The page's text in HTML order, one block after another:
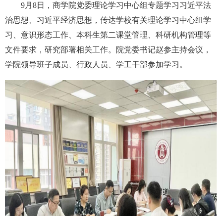
9月 8日，商学院党委理论学习中心组专题学习习近平法
治思想、习近平经济思想，传达学校有关理论学习中心组学
习、意识形态工作、本科生第二课堂管理、科研机构管理等
文件要求，研究部署相关工作。
院党委书记赵参主持会议 ，
学院领导班子成员、行政人员、学工干部参加学习。